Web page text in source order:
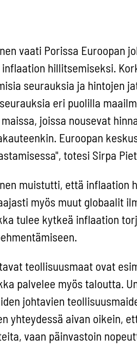
vaati Porissa Euroopan
hillitsemiseksi.
seurauksia ja hintojen
eri puolilla
joissa nousevat
Euroopan
totesi Sirpa
muistutti, että inflaation
myös muut globaalit
tulee kytkeä inflaation
teollisuusmaat ovat
palvelee myös taloutta.
johtavien
yhteydessä aivan oikein,
vaan päinvastoin